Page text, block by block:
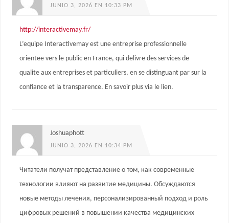
JUNIO 3, 2026 EN 10:33 PM
http://interactivemay.fr/
L’equipe Interactivemay est une entreprise professionnelle
orientee vers le public en France, qui delivre des services de
qualite aux entreprises et particuliers, en se distinguant par sur la
confiance et la transparence. En savoir plus via le lien.
Joshuaphott
JUNIO 3, 2026 EN 10:34 PM
Читатели получат представление о том, как современные
технологии влияют на развитие медицины. Обсуждаются
новые методы лечения, персонализированный подход и роль
цифровых решений в повышении качества медицинских